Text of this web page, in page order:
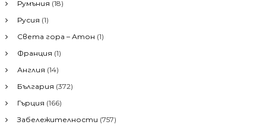
а
ц
и
я
Румъния (18)
Русия (1)
Света гора – Атон (1)
Франция (1)
Англия (14)
България (372)
Гърция (166)
Забележителности (757)